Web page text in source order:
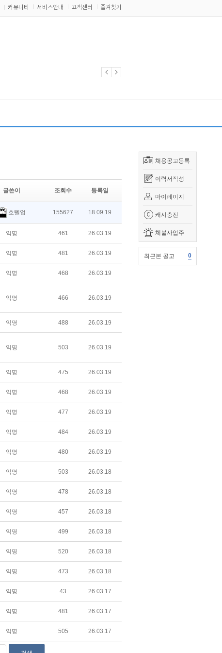
커뮤니티 서비스안내 고객센터 즐겨찾기
채용공고등록
이력서작성
마이페이지
캐시충전
체불사업주
최근본 공고 0
글쓴이 조회수 등록일
호텔업 155627 18.09.19
익명 461 26.03.19
익명 481 26.03.19
익명 468 26.03.19
익명 466 26.03.19
익명 488 26.03.19
익명 503 26.03.19
익명 475 26.03.19
익명 468 26.03.19
익명 477 26.03.19
익명 484 26.03.19
익명 480 26.03.19
익명 503 26.03.18
익명 478 26.03.18
익명 457 26.03.18
익명 499 26.03.18
익명 520 26.03.18
익명 473 26.03.18
익명 43 26.03.17
익명 481 26.03.17
익명 505 26.03.17